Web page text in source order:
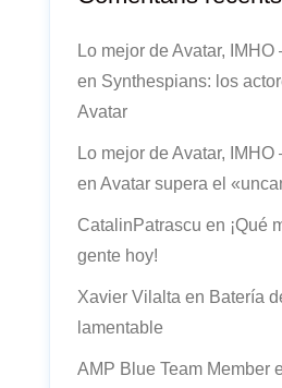
Lo mejor de Avatar,
en Synthespians: los
Avatar
Lo mejor de Avatar,
en Avatar supera el
CatalinPatrascu en ¡Qué
gente hoy!
Xavier Vilalta en Batería
lamentable
AMP Blue Team Member